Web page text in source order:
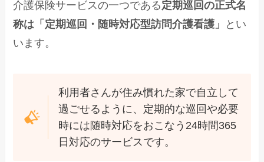
介護保険サービスの一つである定期巡回の正式名
称は「定期巡回・随時対応型訪問介護看護」
とい
います。
利用者さんが住み慣れた家で自立して
過ごせるように、定期的な巡回や必要
時には随時対応をおこなう24時間365
日対応のサービスです。